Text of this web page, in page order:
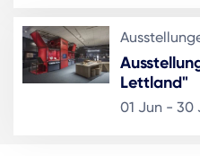
Lettland"
01 Jun - 30